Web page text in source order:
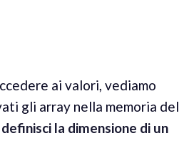
ai valori, vediamo
gli array nella memoria del
la dimensione di un